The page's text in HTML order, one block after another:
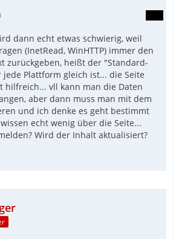
dann echt etwas schwierig, weil
(InetRead, WinHTTP) immer den
zurückgeben, heißt der "Standard-
Plattform gleich ist... die Seite
hilfreich... vll kann man die Daten
aber dann muss man mit dem
und ich denke es geht bestimmt
echt wenig über die Seite...
Wird der Inhalt aktualisiert?